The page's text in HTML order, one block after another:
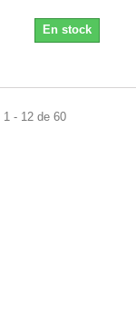
En stock
1 - 12 de 60